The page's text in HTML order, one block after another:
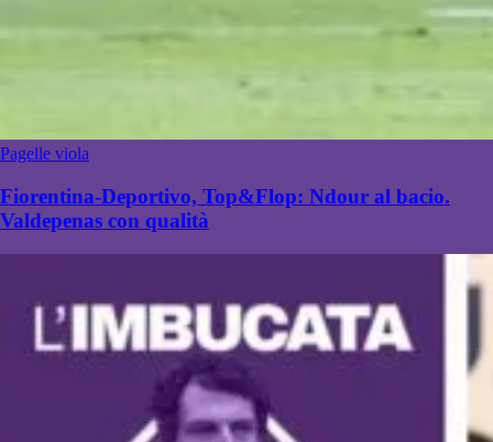
Pagelle viola
Fiorentina-Deportivo, Top&Flop: Ndour al bacio.
Valdepenas con qualità